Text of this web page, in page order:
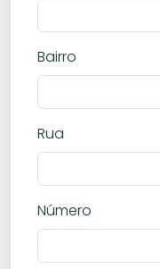
Bairro
Rua
Número